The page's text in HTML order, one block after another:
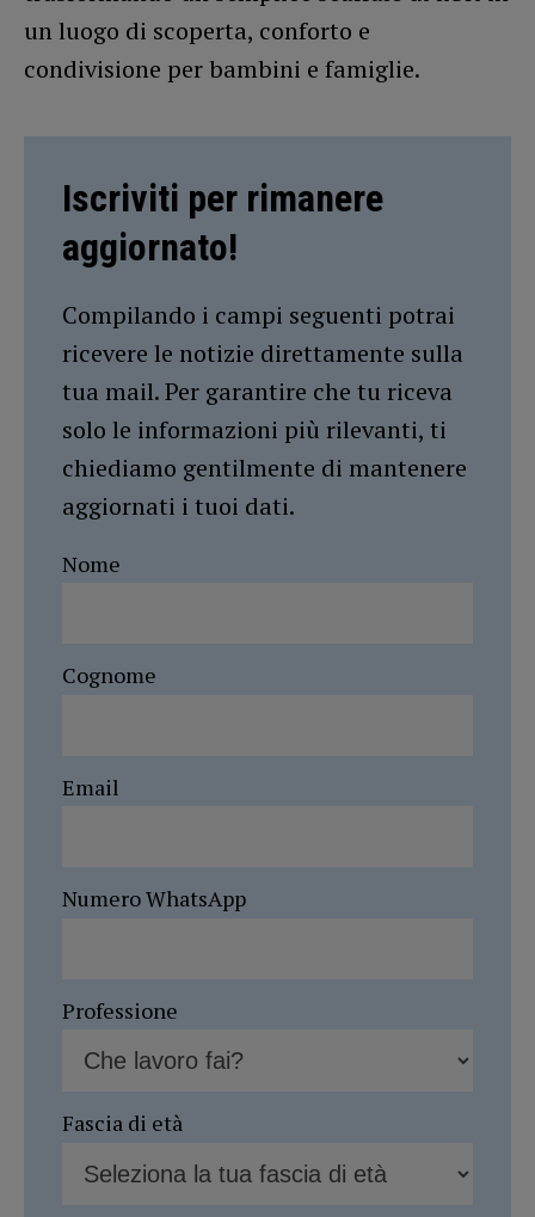
un luogo di scoperta, conforto e
condivisione per bambini e famiglie.
Iscriviti per rimanere
aggiornato!
Compilando i campi seguenti potrai
ricevere le notizie direttamente sulla
tua mail. Per garantire che tu riceva
solo le informazioni più rilevanti, ti
chiediamo gentilmente di mantenere
aggiornati i tuoi dati.
Nome
Cognome
Email
Numero WhatsApp
Professione
Fascia di età